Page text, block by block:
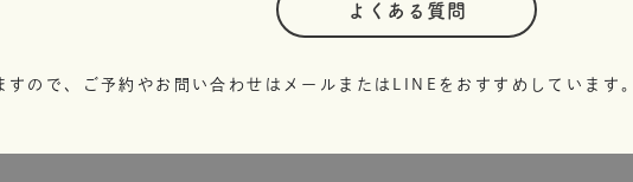
よくある質問
ので、ご予約やお問い合わせはメールまたはLINEをおすすめしています。